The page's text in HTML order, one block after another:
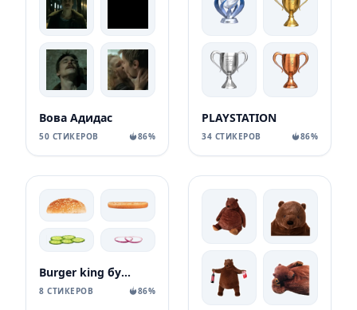
Вова Адидас
50 СТИКЕРОВ 86%
PLAYSTATION
34 СТИКЕРОВ 86%
Burger king бургеры
8 СТИКЕРОВ 86%